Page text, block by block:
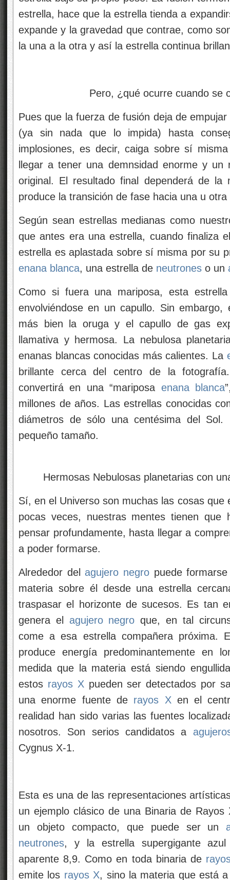
estrella, hace que la estrella tienda a
expande y la gravedad que contrae, como
la una a la otra y así la estrella continua
Pero, ¿qué ocurre cuando se
Pues que la fuerza de fusión deja de
(ya sin nada que lo impida) hasta
implosiones, es decir, caiga sobre sí
llegar a tener una demnsidad enorme y un
original. El resultado final dependerá de
produce la transición de fase hacia una u
Según sean estrellas medianas como
que antes era una estrella, cuando finaliza
estrella es aplastada sobre sí misma por su
enana blanca, una estrella de neutrones o un
Como si fuera una mariposa, esta
envolviéndose en un capullo. Sin
más bien la oruga y el capullo de gas
llamativa y hermosa. La nebulosa
enanas blancas conocidas más calientes. La
brillante cerca del centro de la
convertirá en una “mariposa enana blanca
millones de años. Las estrellas conocidas
diámetros de sólo una centésima del
pequeño tamaño.
Hermosas Nebulosas planetarias con
Sí, en el Universo son muchas las cosas
pocas veces, nuestras mentes tienen
pensar profundamente, hasta llegar a
a poder formarse.
Alrededor del agujero negropuede formarse
materia sobre él desde una estrella
traspasar el horizonte de sucesos. Es tan
genera el agujero negro que, en tal
come a esa estrella compañera próxima.
produce energía predominantemente en
medida que la materia está siendo
estos rayos Xpueden ser detectados por
una enorme fuente de rayos Xen el
realidad han sido varias las fuentes
nosotros. Son serios candidatos a
Cygnus X-1.
Esta es una de las representaciones
un ejemplo clásico de una Binaria de
un objeto compacto, que puede ser un
neutrones, y la estrella supergigante
aparente 8,9. Como en toda binaria de
emite los rayos X, sino la materia que está